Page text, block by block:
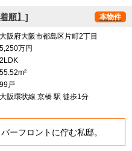
順】] 本物件
大阪府大阪市都島区片町2丁目
5,250万円
2LDK
55.52m²
99戸
大阪環状線 京橋 駅 徒歩1分
ーフロントに佇む私邸。